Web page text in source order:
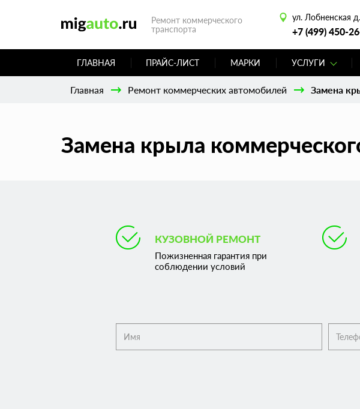
Ремонт коммерческого
транспорта
ул. Лобненская
+7 (499) 450-
ГЛАВНАЯ ПРАЙС-ЛИСТ МАРКИ УСЛУГИ
Главная Ремонт коммерческих автомобилей Замена
Замена крыла
КУЗОВНОЙ РЕМОНТ
Пожизненная гарантия при
соблюдении условий